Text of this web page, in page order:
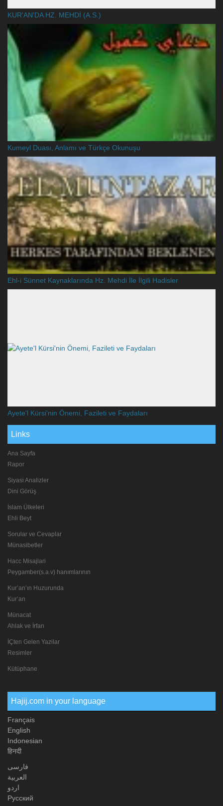
KUR'AN'DA HZ. MEHDİ (A.S.)
Kumeyl Duası, Anlamı ve Türkçe Okunuşu
Ehl-i Sünnet Kaynaklarında Hz. Mehdi İle İlgili Hadisler
Ayete'l Kürsi'nin Önemi, Fazileti ve Faydaları
Links
Ana Sayfa
Rapor
Siyasi Analizler
Dini Görüş
İslam Ülkeleri
Ehli Beyt
Sorular ve Cevaplar
Münasibetler
Hacc Misajlari
Peygamber(s.a.v) hanımlarının
Kur’an’ın Huzurunda
Kur’an
Münacat
Ahlak ve İrfan
İÇten Gelen Yazilar
Resimler
Kütüphane
Hajij.com in your language
Français
English
Indonesian
हिनदी
فارسی
العربیة
اردو
Русский